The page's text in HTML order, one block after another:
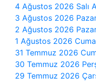
4 Ağustos 2026 Salı
3 Ağustos 2026
2 Ağustos 2026
1 Ağustos 2026
31 Temmuz 2026
30 Temmuz 2026
29 Temmuz 2026